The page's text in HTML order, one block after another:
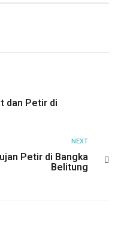
dan Petir di
NEXT
Petir di Bangka
Belitung